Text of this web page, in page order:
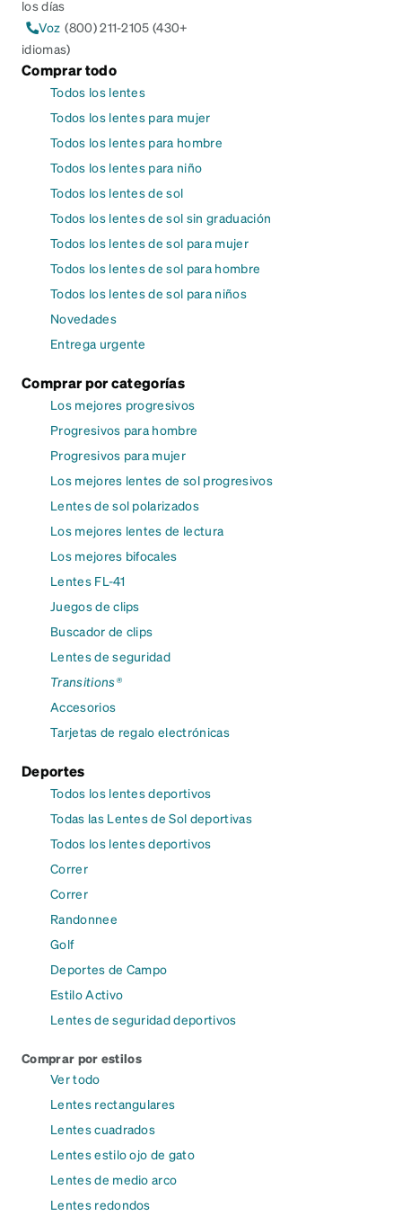
los días
Voz (800) 211-2105 (430+
idiomas)
Comprar todo
Todos los lentes
Todos los lentes para mujer
Todos los lentes para hombre
Todos los lentes para niño
Todos los lentes de sol
Todos los lentes de sol sin graduación
Todos los lentes de sol para mujer
Todos los lentes de sol para hombre
Todos los lentes de sol para niños
Novedades
Entrega urgente
Comprar por categorías
Los mejores progresivos
Progresivos para hombre
Progresivos para mujer
Los mejores lentes de sol progresivos
Lentes de sol polarizados
Los mejores lentes de lectura
Los mejores bifocales
Lentes FL-41
Juegos de clips
Buscador de clips
Lentes de seguridad
Transitions®
Accesorios
Tarjetas de regalo electrónicas
Deportes
Todos los lentes deportivos
Todas las Lentes de Sol deportivas
Todos los lentes deportivos
Correr
Correr
Randonnee
Golf
Deportes de Campo
Estilo Activo
Lentes de seguridad deportivos
Comprar por estilos
Ver todo
Lentes rectangulares
Lentes cuadrados
Lentes estilo ojo de gato
Lentes de medio arco
Lentes redondos